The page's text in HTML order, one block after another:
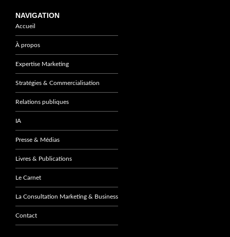
NAVIGATION
Accueil
À propos
Expertise Marketing
Stratégies & Commercialisation
Relations publiques
IA
Presse & Médias
Livres & Publications
Le Carnet
La Consultation Marketing & Business
Contact